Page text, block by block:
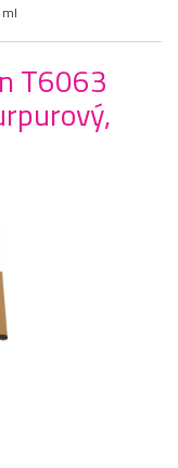
T6063